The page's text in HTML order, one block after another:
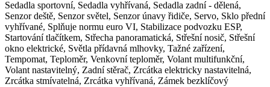
Sedadla sportovní, Sedadla vyhřívaná, Sedadla zadní - dělená,
Senzor deště, Senzor světel, Senzor únavy řidiče, Servo, Sklo přední
vyhřívané, Splňuje normu euro VI, Stabilizace podvozku ESP,
Startování tlačítkem, Střecha panoramatická, Střešní nosič, Střešní
okno elektrické, Světla přídavná mlhovky, Tažné zařízení,
Tempomat, Teploměr, Venkovní teploměr, Volant multifunkční,
Volant nastavitelný, Zadní stěrač, Zrcátka elektricky nastavitelná,
Zrcátka stmívatelná, Zrcátka vyhřívaná, Zámek bezklíčový